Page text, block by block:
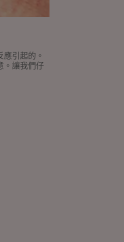
引起的。
。讓我們仔